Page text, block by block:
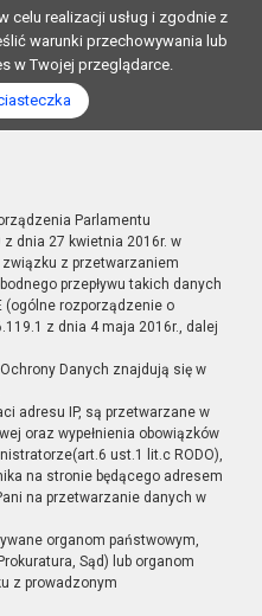
celu realizacji usług i zgodnie z
warunki przechowywania lub
w Twojej przeglądarce.
Parlamentu
z dnia 27 kwietnia 2016r. w
z przetwarzaniem
przepływu takich danych
(ogólne rozporządzenie o
z dnia 4 maja 2016r., dalej
Danych znajdują się w
adresu IP, są przetwarzane w
oraz wypełnienia obowiązków
ust.1 lit.c RODO),
na stronie będącego adresem
na przetwarzanie danych w
organom państwowym,
Sąd) lub organom
z prowadzonym